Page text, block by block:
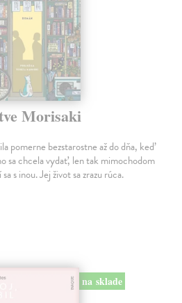
Morisaki
pomerne bezstarostne až do dňa, keď
sa chcela vydať, len tak mimochodom
s inou. Jej život sa zrazu rúca.
na sklade